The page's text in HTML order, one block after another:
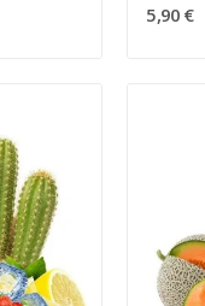
5,90 €